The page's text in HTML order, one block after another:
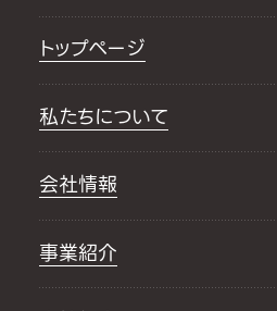
トップページ
私たちについて
会社情報
事業紹介